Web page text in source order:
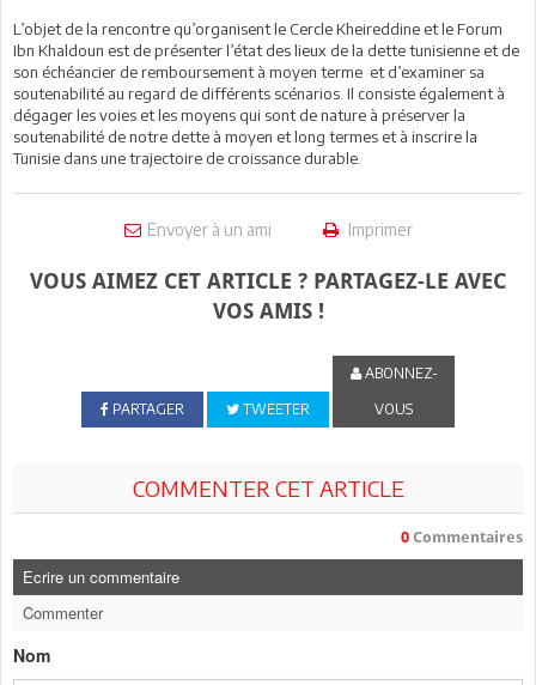
L’objet de la rencontre qu’organisent le Cercle Kheireddine et le Forum
Ibn Khaldoun est de présenter l’état des lieux de la dette tunisienne et de
son échéancier de remboursement à moyen terme et d’examiner sa
soutenabilité au regard de différents scénarios. Il consiste également à
dégager les voies et les moyens qui sont de nature à préserver la
soutenabilité de notre dette à moyen et long termes et à inscrire la
Tunisie dans une trajectoire de croissance durable.
Envoyer à un ami Imprimer
VOUS AIMEZ CET ARTICLE ? PARTAGEZ-LE AVEC
VOS AMIS !
PARTAGER TWEETER
ABONNEZ-
VOUS
COMMENTER CET ARTICLE
0 Commentaires
Ecrire un commentaire
Commenter
Nom